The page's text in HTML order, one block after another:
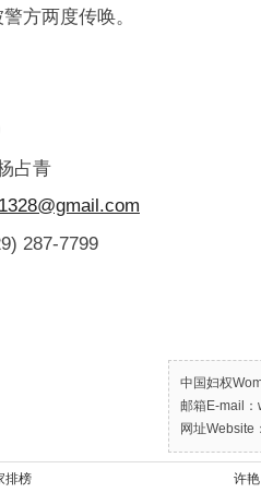
方两度传唤。
占青
287-7799
中国妇权
邮箱E-mail
网址Website
排榜 许